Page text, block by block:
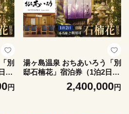
別
6
静円
湯ヶ島温泉 おちあいろう「別
邸石楠花」宿泊券（1泊2日 6
名様 ※1名様から利用可）登
録有形文化財の一棟貸切 | 静
2,400,000円